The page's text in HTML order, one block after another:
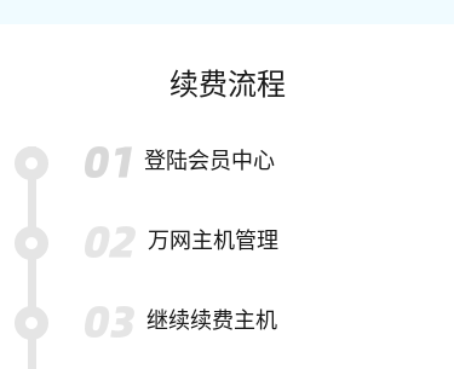
续费流程
登陆会员中心
万网主机管理
继续续费主机